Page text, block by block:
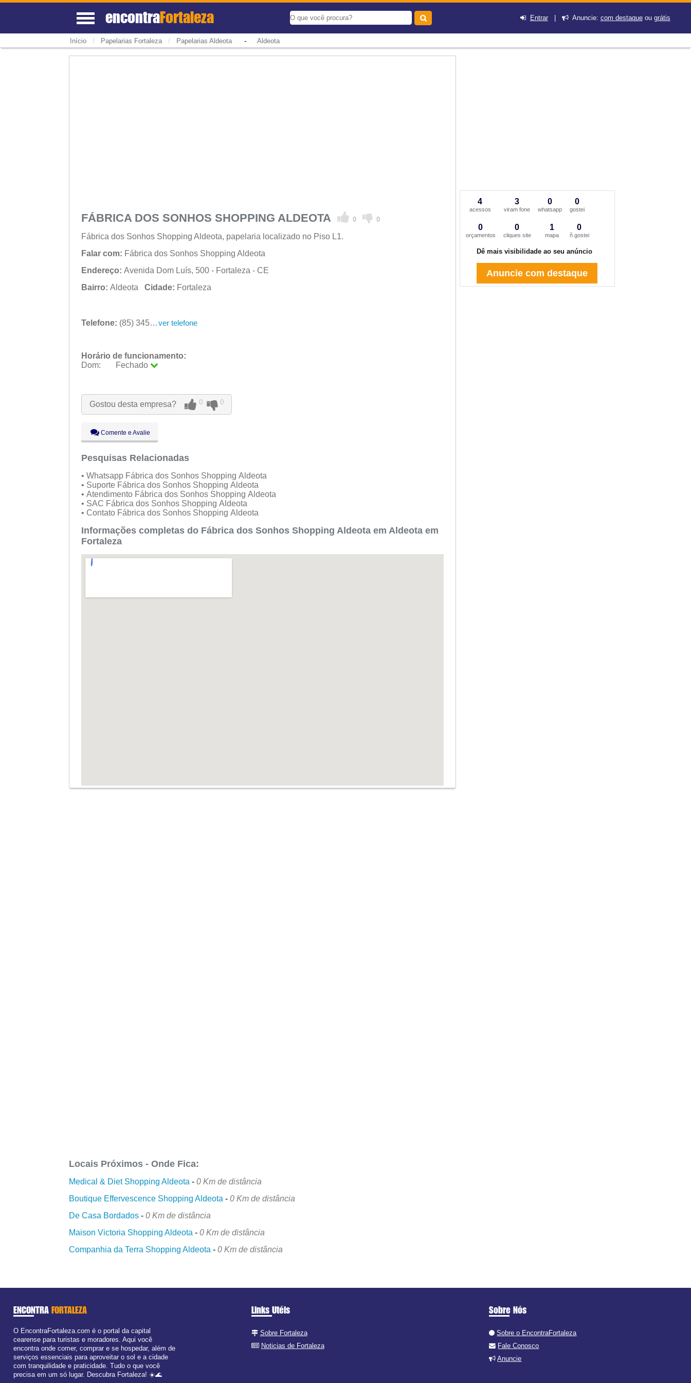
encontraFortaleza Entrar| Anuncie: com destaqueou grátis
Início / Papelarias Fortaleza / Papelarias Aldeota- Aldeota
FÁBRICA DOS SONHOS SHOPPING ALDEOTA 0 0
Fábrica dos Sonhos Shopping Aldeota, papelaria localizado no Piso L1.
Falar com: Fábrica dos Sonhos Shopping Aldeota
Endereço: Avenida Dom Luís, 500 - Fortaleza - CE
Bairro: Aldeota Cidade: Fortaleza
Telefone: (85) 3458-1237 ver telefone
Horário de funcionamento:
Dom:
Fechado
Qua:
09:00 - 18:00
Qui:
09:00 - 18:00
Sáb:
Dom:
Fechado
Gostou desta empresa? 0 0
Comente e Avalie
Pesquisas Relacionadas
• Whatsapp Fábrica dos Sonhos Shopping Aldeota
• Suporte Fábrica dos Sonhos Shopping Aldeota
• Atendimento Fábrica dos Sonhos Shopping Aldeota
• SAC Fábrica dos Sonhos Shopping Aldeota
• Contato Fábrica dos Sonhos Shopping Aldeota
Informações completas do Fábrica dos Sonhos Shopping Aldeota em Aldeota em
Fortaleza
Locais Próximos - Onde Fica:
Medical & Diet Shopping Aldeota -0 Km de distância
Boutique Effervescence Shopping Aldeota -0 Km de distância
De Casa Bordados -0 Km de distância
Maison Victoria Shopping Aldeota -0 Km de distância
Companhia da Terra Shopping Aldeota -0 Km de distância
4
acessos
3
viram fone
0
whatsapp
0
gostei
0
orçamentos
0
cliques site
1
mapa
0
ñ gostei
Dê mais visibilidade ao seu anúncio
Anuncie com destaque
ENCONTRA FORTALEZA
O EncontraFortaleza.com é o portal da capital
cearense para turistas e moradores. Aqui você
encontra onde comer, comprar e se hospedar, além de
serviços essenciais para aproveitar o sol e a cidade
com tranquilidade e praticidade. Tudo o que você
precisa em um só lugar. Descubra Fortaleza! ☀️🌊
Links Utéis
Sobre Fortaleza
Noticias de Fortaleza
Sobre Nós
Sobre o EncontraFortaleza
Fale Conosco
Anuncie